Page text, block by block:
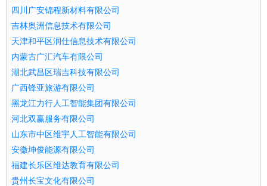
四川广安锦程新材料有限公司
吉林奥洲信息技术有限公司
天津和平区润仕信息技术有限公司
内蒙古广汇汽车有限公司
湖北武昌区瑞吉科技有限公司
广西锋亚旅游有限公司
黑龙江力行人工智能集团有限公司
河北双赢服务有限公司
山东市中区维宇人工智能有限公司
安徽坤俊能源有限公司
福建长乐区维达教育有限公司
贵州长宝文化有限公司